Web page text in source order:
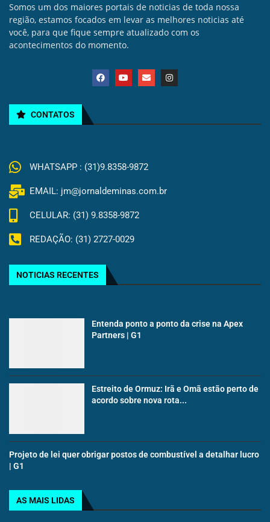
Somos um dos maiores portais de noticias de toda nossa
região, estamos focados em levar as melhores noticias até
você, para que fique sempre atualizado com os
acontecimentos do momento.
CONTATOS
WHATSAPP : (31)9.8358-9872
EMAIL: jm@jornaldeminas.com.br
CELULAR: (31) 9.8358-9872
REDAÇÃO: (31) 2727-0029
NOTICIAS RECENTES
Entenda ponto a ponto da crise na Apex
Partners | G1
Estreito de Ormuz: Irã e Omã estão perto de
acordo sobre nova rota...
Projeto de lei quer obrigar postos de combustível a detalhar lucro
| G1
AS MAIS LIDAS